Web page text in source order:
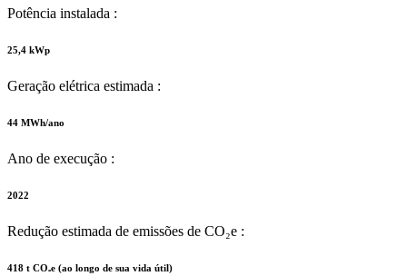
Potência instalada :
25,4 kWp
Geração elétrica estimada :
44 MWh/ano
Ano de execução :
2022
Redução estimada de emissões de CO₂e :
418 t CO₂e (ao longo de sua vida útil)